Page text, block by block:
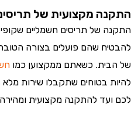
מקצועית של תריסים
של תריסים חשמליים שקופים
שהם פועלים בצורה הטובה
כשאתם ממקצוען כמו
בטוחים שתקבלו שירות מלא החל
להתקנה מקצועית ומהירה.